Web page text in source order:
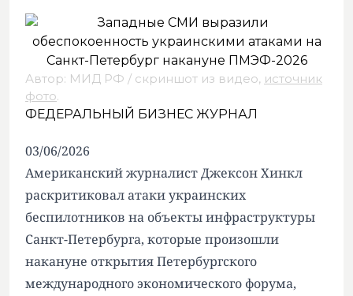
Автор: МИД РФ / скриншот из видео, источник
фото.
ФЕДЕРАЛЬНЫЙ БИЗНЕС ЖУРНАЛ
03/06/2026
Американский журналист Джексон Хинкл
раскритиковал атаки украинских
беспилотников на объекты инфраструктуры
Санкт-Петербурга, которые произошли
накануне открытия Петербургского
международного экономического форума,